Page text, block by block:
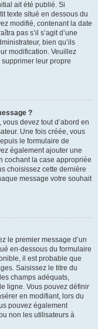
ait été publié. Si
texte situé en dessous du
modifié, contenant la date
pas s’il s’agit d’une
bien qu’ils
modification. Veuillez
leur propre
?
devez tout d’abord en
Une fois créée, vous
le formulaire de
également ajouter une
cochant la case appropriée
choisissez cette dernière
message votre souhait
le premier message d’un
en-dessous du formulaire
il est probable que
Saisissez le titre du
champs adéquats,
ligne. Vous pouvez définir
en modifiant, lors du
pouvez également
non les utilisateurs à